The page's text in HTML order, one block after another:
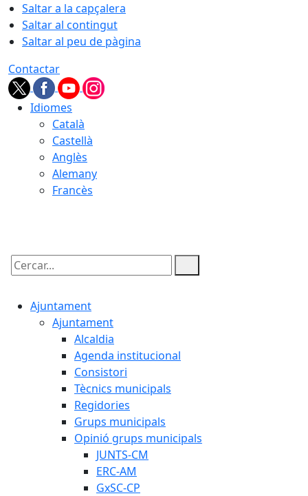
Saltar a la capçalera
Saltar al contingut
Saltar al peu de pàgina
Contactar
Idiomes
Català
Castellà
Anglès
Alemany
Francès
Cercar:
Ajuntament
Ajuntament
Alcaldia
Agenda institucional
Consistori
Tècnics municipals
Regidories
Grups municipals
Opinió grups municipals
JUNTS-CM
ERC-AM
GxSC-CP